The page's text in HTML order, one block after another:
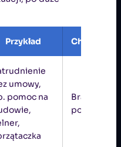
Przykład
umowy,
pomoc na
Brak
podatków